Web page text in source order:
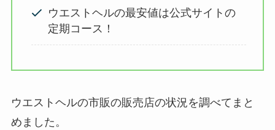
ウエストヘルの最安値は公式サイトの
定期コース！
ウエストヘルの市販の販売店の状況を調べてまと
めました。